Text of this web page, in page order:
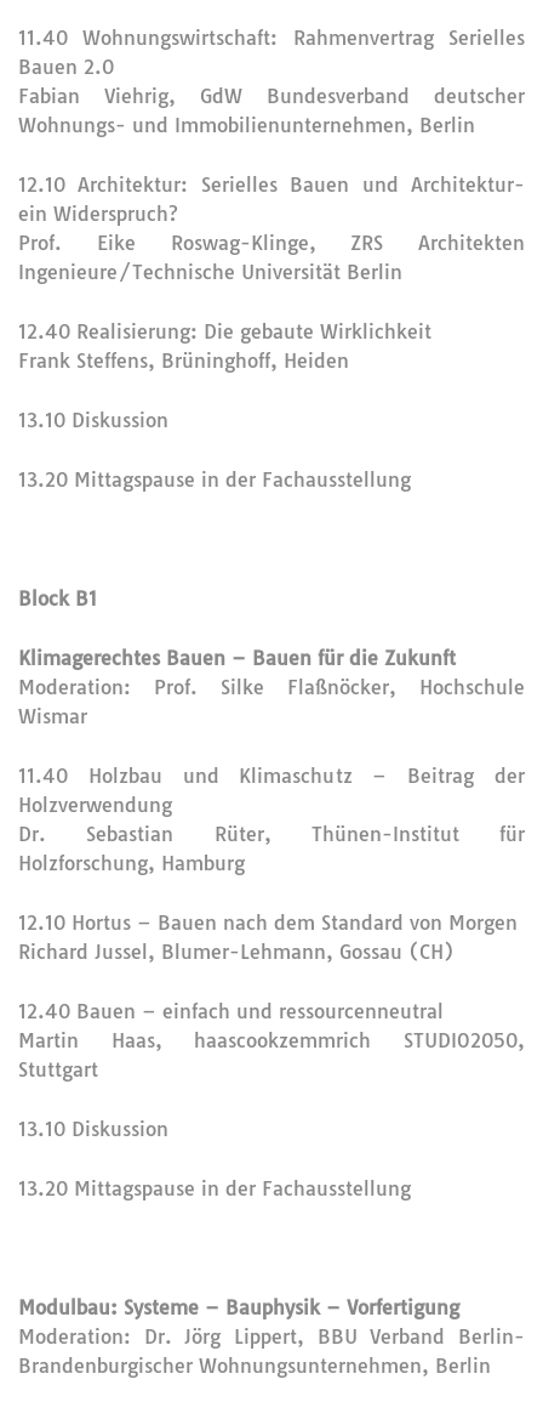
11.40 Wohnungswirtschaft: Rahmenvertrag Serielles
Bauen 2.0
Fabian Viehrig, GdW Bundesverband deutscher
Wohnungs- und Immobilienunternehmen, Berlin
12.10 Architektur: Serielles Bauen und Architektur-
ein Widerspruch?
Prof. Eike Roswag-Klinge, ZRS Architekten
Ingenieure/Technische Universität Berlin
12.40 Realisierung: Die gebaute Wirklichkeit
Frank Steffens, Brüninghoff, Heiden
13.10 Diskussion
13.20 Mittagspause in der Fachausstellung
Block B1
Klimagerechtes Bauen – Bauen für die Zukunft
Moderation: Prof. Silke Flaßnöcker, Hochschule
Wismar
11.40 Holzbau und Klimaschutz – Beitrag der
Holzverwendung
Dr. Sebastian Rüter, Thünen-Institut für
Holzforschung, Hamburg
12.10 Hortus – Bauen nach dem Standard von Morgen
Richard Jussel, Blumer-Lehmann, Gossau (CH)
12.40 Bauen – einfach und ressourcenneutral
Martin Haas, haascookzemmrich STUDIO2050,
Stuttgart
13.10 Diskussion
13.20 Mittagspause in der Fachausstellung
Modulbau: Systeme – Bauphysik – Vorfertigung
Moderation: Dr. Jörg Lippert, BBU Verband Berlin-
Brandenburgischer Wohnungsunternehmen, Berlin